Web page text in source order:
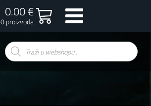
0.00 €
0 proizvoda
Products
search